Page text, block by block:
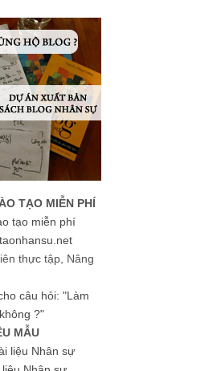
TẠO MIỄN PHÍ
tạo miễn phí
thực tập, Nâng
câu hỏi: "Làm
?"
MẪU
liệu Nhân sự